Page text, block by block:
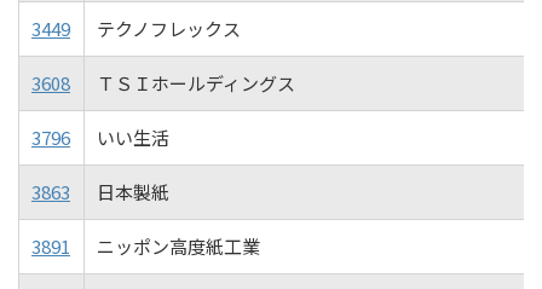
3449 テクノフレックス
3608 ＴＳＩホールディングス
3796 いい生活
3863 日本製紙
3891 ニッポン高度紙工業